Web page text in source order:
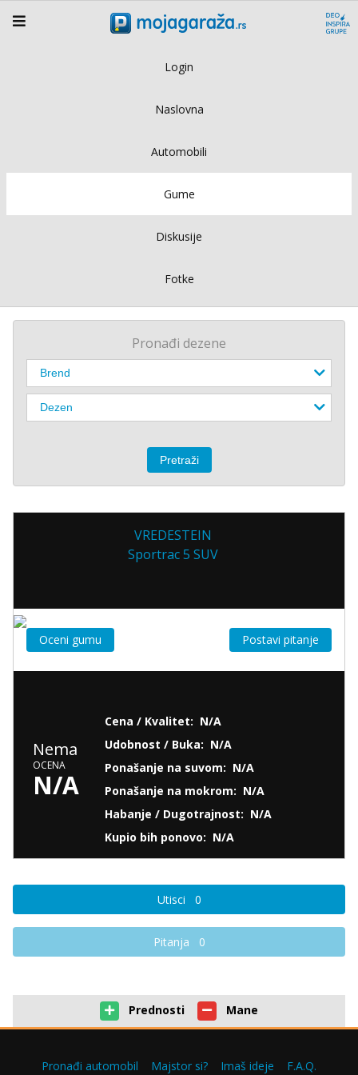
Login
Naslovna
Automobili
Gume
Diskusije
Fotke
Pronađi dezene
VREDESTEIN
Sportrac 5 SUV
Oceni gumu Postavi pitanje
Nema
OCENA
N/A
Cena / Kvalitet: N/A
Udobnost / Buka: N/A
Ponašanje na suvom: N/A
Ponašanje na mokrom: N/A
Habanje / Dugotrajnost: N/A
Kupio bih ponovo: N/A
Utisci 0
Pitanja 0
Prednosti Mane
Pronađi automobil Majstor si? Imaš ideje F.A.Q.